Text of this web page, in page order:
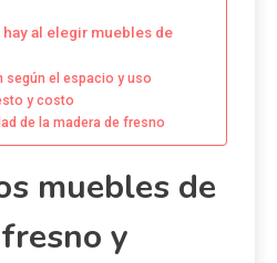
al elegir muebles de
según el espacio y uso
y costo
de la madera de fresno
muebles de
y